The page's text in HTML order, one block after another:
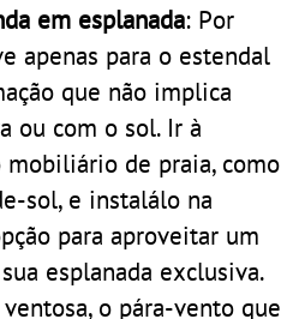
em esplanada: Por
apenas para o estendal
que não implica
ou com o sol. Ir à
mobiliário de praia, como
sol, e instalálo na
para aproveitar um
esplanada exclusiva.
o pára-vento que